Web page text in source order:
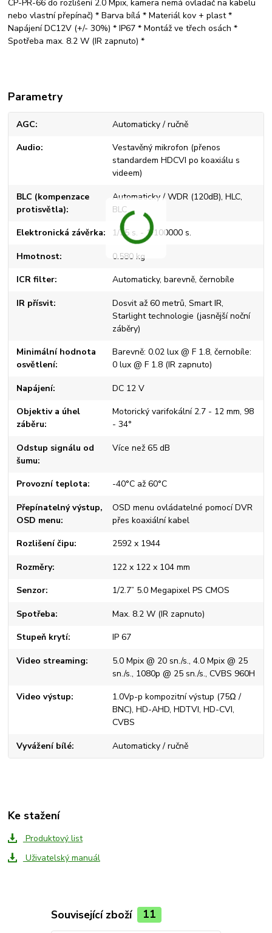
CP-PR-66 do rozlišení 2.0 Mpix, kamera nemá ovladač na kabelu
nebo vlastní přepínač) * Barva bílá * Materiál kov + plast *
Napájení DC12V (+/- 30%) * IP67 * Montáž ve třech osách *
Spotřeba max. 8.2 W (IR zapnuto) *
Parametry
AGC Automaticky / ručně
Audio
Vestavěný mikrofon (přenos
standardem HDCVI po koaxiálu s
videem)
BLC (kompenzace
protisvětla)
Automaticky / WDR (120dB), HLC,
BLC
Elektronická závěrka 1/25 s. - 1/100000 s.
Hmotnost 0.580 kg
ICR filter Automaticky, barevně, černobíle
IR přísvit
Dosvit až 60 metrů, Smart IR,
Starlight technologie (jasnější noční
záběry)
Minimální hodnota
osvětlení
Barevně: 0.02 lux @ F 1.8, černobíle:
0 lux @ F 1.8 (IR zapnuto)
Napájení DC 12 V
Objektiv a úhel
záběru
Motorický varifokální 2.7 - 12 mm, 98
- 34°
Odstup signálu od
šumu
Více než 65 dB
Provozní teplota -40°C až 60°C
Přepínatelný výstup,
OSD menu
OSD menu ovládatelné pomocí DVR
přes koaxiální kabel
Rozlišení čipu 2592 x 1944
Rozměry 122 x 122 x 104 mm
Senzor 1/2.7” 5.0 Megapixel PS CMOS
Spotřeba Max. 8.2 W (IR zapnuto)
Stupeň krytí IP 67
Video streaming
5.0 Mpix @ 20 sn./s., 4.0 Mpix @ 25
sn./s., 1080p @ 25 sn./s., CVBS 960H
Video výstup
1.0Vp-p kompozitní výstup (75Ω /
BNC), HD-AHD, HDTVI, HD-CVI,
CVBS
Vyvážení bílé Automaticky / ručně
Ke stažení
Produktový list
Uživatelský manuál
Související zboží 11